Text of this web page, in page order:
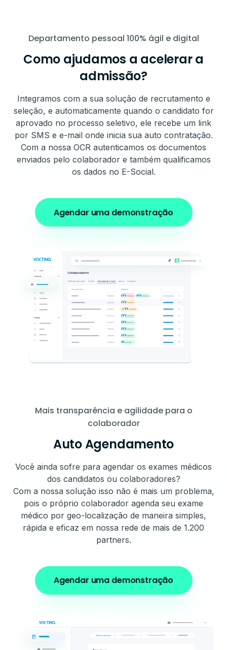
Departamento pessoal 100% ágil e digital
Como ajudamos a acelerar a
admissão?
Integramos com a sua solução de recrutamento e
seleção, e automaticamente quando o candidato for
aprovado no processo seletivo, ele recebe um link
por SMS e e-mail onde inicia sua auto contratação.
Com a nossa OCR autenticamos os documentos
enviados pelo colaborador e também qualificamos
os dados no E-Social.
Agendar uma demonstração
Mais transparência e agilidade para o
colaborador
Auto Agendamento
Você ainda sofre para agendar os exames médicos
dos candidatos ou colaboradores?
Com a nossa solução isso não é mais um problema,
pois o próprio colaborador agenda seu exame
médico por geo-localização de maneira simples,
rápida e eficaz em nossa rede de mais de 1.200
partners.
Agendar uma demonstração